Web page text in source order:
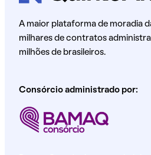
A maior plataforma de moradia
milhares de contratos
milhões de brasileiros.
Consórcio administrado por: